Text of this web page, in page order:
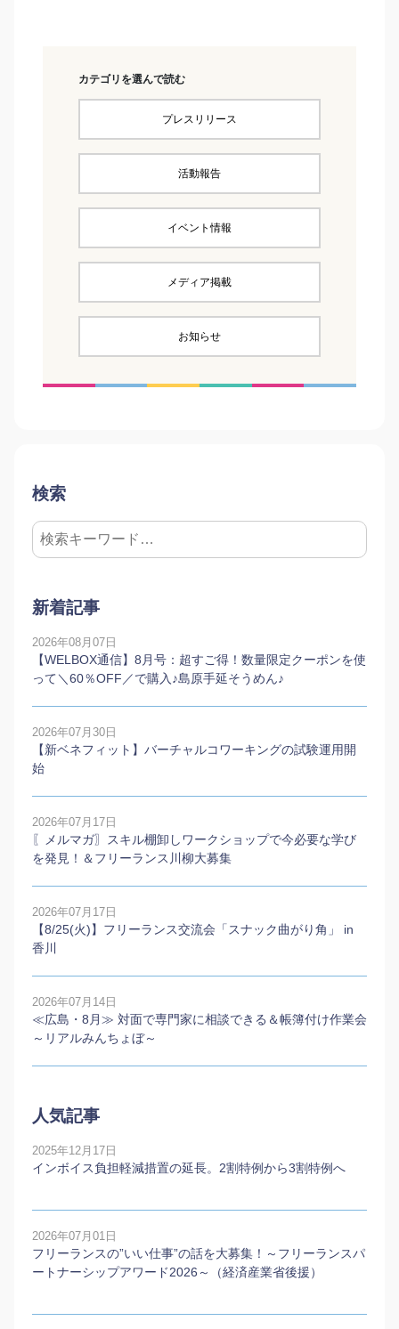
カテゴリを選んで読む
プレスリリース
活動報告
イベント情報
メディア掲載
お知らせ
検索
新着記事
2026年08月07日
【WELBOX通信】8月号：超すご得！数量限定クーポンを使
って＼60％OFF／で購入♪島原手延そうめん♪
2026年07月30日
【新ベネフィット】バーチャルコワーキングの試験運用開
始
2026年07月17日
〖メルマガ〗スキル棚卸しワークショップで今必要な学び
を発見！＆フリーランス川柳大募集
2026年07月17日
【8/25(火)】フリーランス交流会「スナック曲がり角」 in
香川
2026年07月14日
≪広島・8月≫ 対面で専門家に相談できる＆帳簿付け作業会
～リアルみんちょぼ～
人気記事
2025年12月17日
インボイス負担軽減措置の延長。2割特例から3割特例へ
2026年07月01日
フリーランスの”いい仕事”の話を大募集！～フリーランスパ
ートナーシップアワード2026～（経済産業省後援）